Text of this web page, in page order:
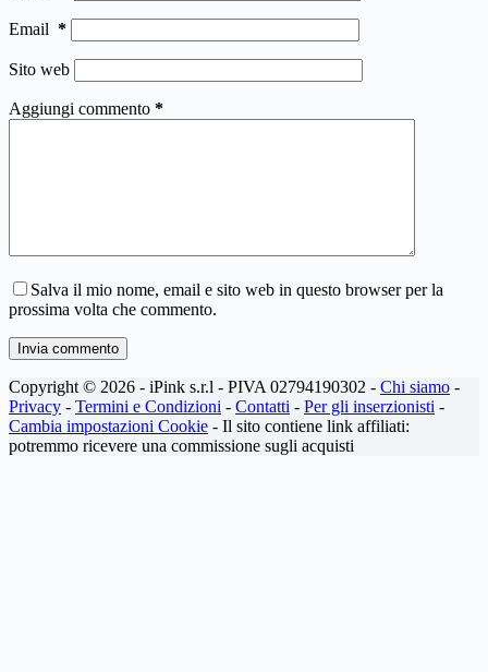
Email *
Sito web
Aggiungi commento *
Salva il mio nome, email e sito web in questo browser per la
prossima volta che commento.
Invia commento
Copyright © 2026 - iPink s.r.l - PIVA 02794190302 - Chi siamo -
Privacy - Termini e Condizioni - Contatti - Per gli inserzionisti -
Cambia impostazioni Cookie - Il sito contiene link affiliati:
potremmo ricevere una commissione sugli acquisti